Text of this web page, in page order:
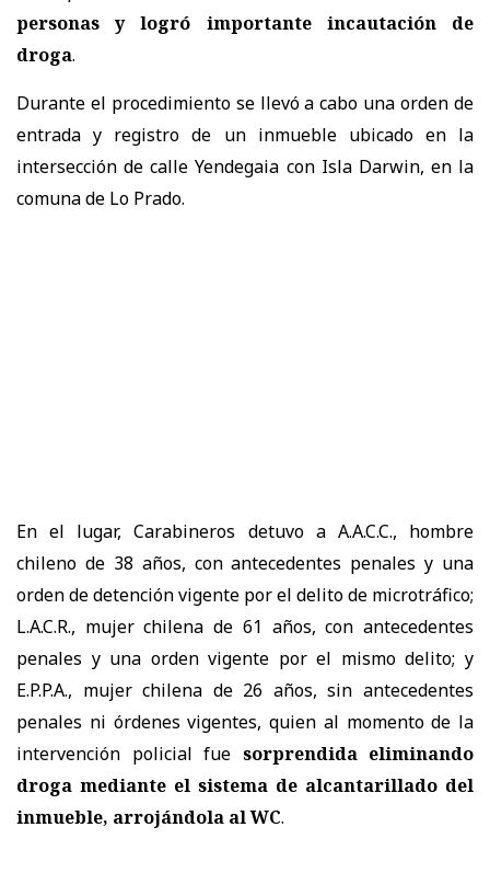
personas y logró importante incautación de
droga.
Durante el procedimiento se llevó a cabo una orden de
entrada y registro de un inmueble ubicado en la
intersección de calle Yendegaia con Isla Darwin, en la
comuna de Lo Prado.
En el lugar, Carabineros detuvo a A.A.C.C., hombre
chileno de 38 años, con antecedentes penales y una
orden de detención vigente por el delito de microtráfico;
L.A.C.R., mujer chilena de 61 años, con antecedentes
penales y una orden vigente por el mismo delito; y
E.P.P.A., mujer chilena de 26 años, sin antecedentes
penales ni órdenes vigentes, quien al momento de la
intervención policial fue sorprendida eliminando
droga mediante el sistema de alcantarillado del
inmueble, arrojándola al WC.